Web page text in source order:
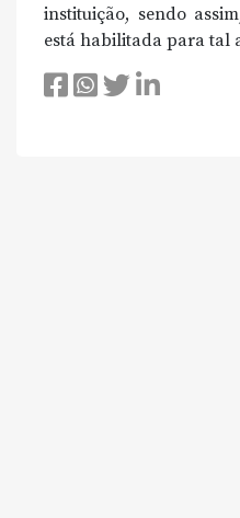
instituição, sendo
está habilitada para tal